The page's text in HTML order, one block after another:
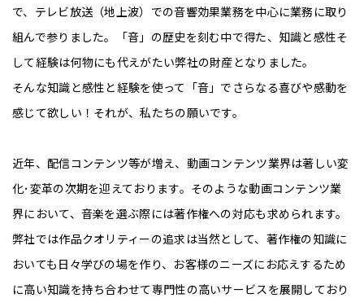
で、テレビ放送（地上波）での音響効果業務を中心に業務に取り
組んで参りました。「音」の歴史を刻む中で得た、知識と感性そ
して経験は何物にも代えがたい弊社の財産となりました。
そんな知識と感性と経験を使って「音」でさらなる喜びや感動を
感じて欲しい！それが、私たちの願いです。
近年、配信コンテンツ等が増え、動画コンテンツ業界は著しい変
化･変革の次期を迎えております。そのような動画コンテンツ業
界において、音楽を選ぶ際には著作権への対応も求められます。
弊社では作品クオリティーの追求は当然として、著作権の知識に
おいても日々学びの場を作り、お客様のニーズにお応えするため
に高い知識を持ち合わせて専門性の高いサービスを展開しており